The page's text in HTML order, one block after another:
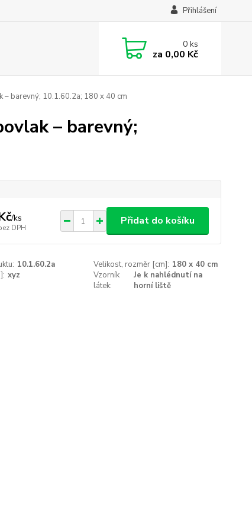
Přihlášení
0ks
za 0,00 Kč
barevný; 10.1.60.2a; 180 x 40 cm
– barevný;
/ks
DPH
Přidat do košíku
10.1.60.2a Velikost, rozměr [cm]: 180 x 40 cm
xyz
Vzorník
látek:
Je k nahlédnutí na
horní liště